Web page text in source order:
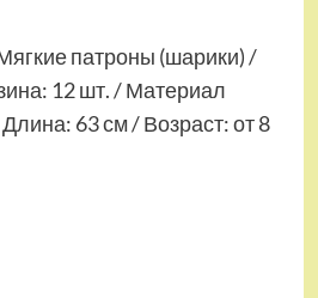
патроны (шарики) /
12 шт. / Материал
63 см / Возраст: от 8